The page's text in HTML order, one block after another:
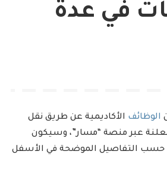
في عدة
الوظائف الأكاديمية عن طريق نقل
عبر منصة “مسار”، وسيكون
حسب التفاصيل الموضحة في الأسفل